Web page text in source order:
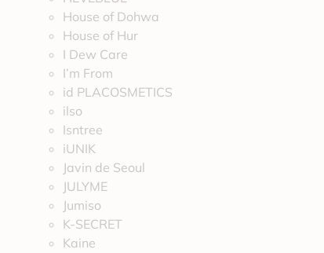
House of Dohwa
House of Hur
I Dew Care
I’m From
id PLACOSMETICS
ilso
Isntree
iUNIK
Javin de Seoul
JULYME
Jumiso
K-SECRET
Kaine